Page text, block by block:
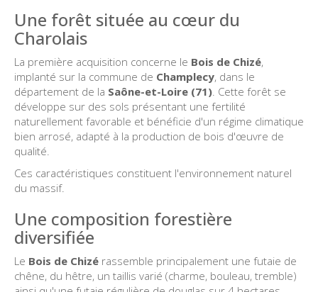
Une forêt située au cœur du
Charolais
La première acquisition concerne le Bois de Chizé,
implanté sur la commune de Champlecy, dans le
département de la Saône-et-Loire (71). Cette forêt se
développe sur des sols présentant une fertilité
naturellement favorable et bénéficie d'un régime climatique
bien arrosé, adapté à la production de bois d'œuvre de
qualité.
Ces caractéristiques constituent l'environnement naturel
du massif.
Une composition forestière
diversifiée
Le Bois de Chizé rassemble principalement une futaie de
chêne, du hêtre, un taillis varié (charme, bouleau, tremble)